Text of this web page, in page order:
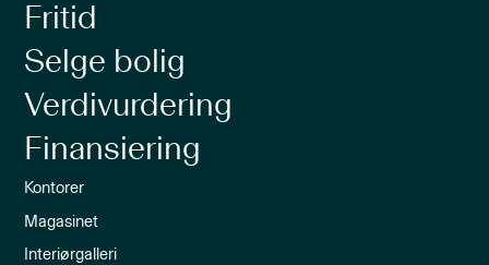
Fritid
Selge bolig
Verdivurdering
Finansiering
Kontorer
Magasinet
Interiørgalleri